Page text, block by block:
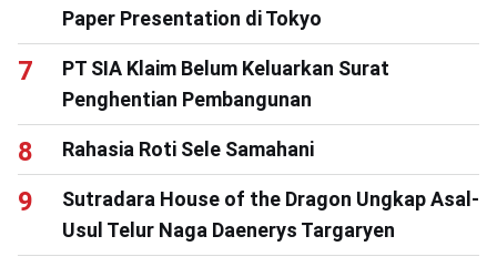
Paper Presentation di Tokyo
PT SIA Klaim Belum Keluarkan Surat
Penghentian Pembangunan
Rahasia Roti Sele Samahani
Sutradara House of the Dragon Ungkap Asal-
Usul Telur Naga Daenerys Targaryen